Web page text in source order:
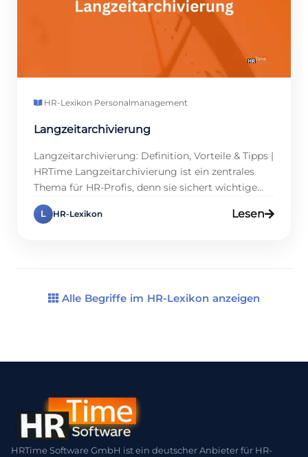
HR-Lexikon·Personalmanagement
Langzeitarchivierung
Langzeitarchivierung: Definition, Vorteile & Tipps |
HRTime Langzeitarchivierung ist ein zentrales
Thema für HR-Profis, denn sie sichert wichtige
Daten und spart wertvolle Zeit. In der Regel
müssen Personalakten, Arbeitsverträge und
begründet? In einer […]
L HR-Lexikon Lesen
Alle Begriffe im HR-Lexikon anzeigen
HRTime Software GmbH ist ein deutscher Anbieter für HR-